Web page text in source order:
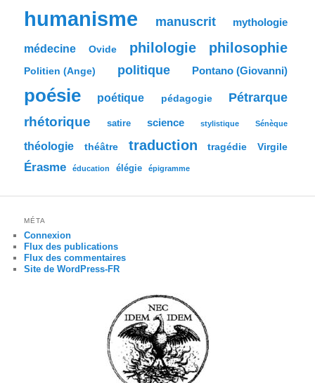
humanisme manuscrit mythologie
médecine Ovide philologie philosophie
Politien (Ange) politique Pontano (Giovanni)
poésie poétique pédagogie Pétrarque
rhétorique satire science stylistique Sénèque
théologie théâtre traduction tragédie Virgile
Érasme éducation élégie épigramme
MÉTA
Connexion
Flux des publications
Flux des commentaires
Site de WordPress-FR